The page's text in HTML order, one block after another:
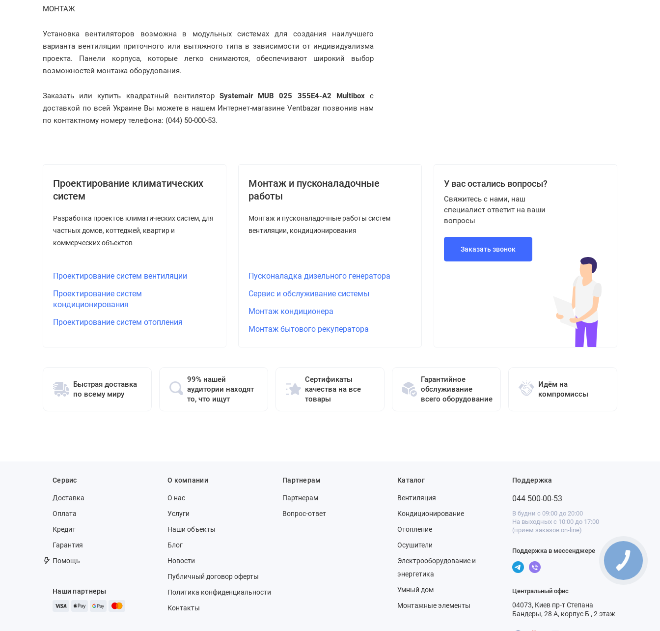
МОНТАЖ
Установка вентиляторов возможна в модульных системах для создания наилучшего
варианта вентиляции приточного или вытяжного типа в зависимости от индивидуализма
проекта. Панели корпуса, которые легко снимаются, обеспечивают широкий выбор
возможностей монтажа оборудования.
Заказать или купить квадратный вентилятор Systemair MUB 025 355E4-A2 Multiboxс
доставкой по всей Украине Вы можете в нашем Интернет-магазине Ventbazar позвонив нам
по контактному номеру телефона: (044) 50-000-53.
Проектирование климатических
систем
Разработка проектов климатических систем, для
частных домов, коттеджей, квартир и
коммерческих объектов
Проектирование систем вентиляции
Проектирование систем
кондиционирования
Проектирование систем отопления
Монтаж и пусконаладочные
работы
Монтаж и пусконаладочные работы систем
вентиляции, кондиционирования
Пусконаладка дизельного генератора
Сервис и обслуживание системы
Монтаж кондиционера
Монтаж бытового рекуператора
У вас остались вопросы?
Свяжитесь с нами, наш
специалист ответит на ваши
вопросы
Заказать звонок
Быстрая доставка
по всему миру
99% нашей
аудитории находят
то, что ищут
Сертификаты
качества на все
товары
Гарантийное
обслуживание
всего оборудование
Идём на
компромиссы
Сервис
Доставка
Оплата
Кредит
Гарантия
Помощь
Наши партнеры
О компании
О нас
Услуги
Наши объекты
Блог
Новости
Публичный договор оферты
Политика конфиденциальности
Контакты
Партнерам
Партнерам
Вопрос-ответ
Каталог
Вентиляция
Кондиционирование
Отопление
Осушители
Электрооборудование и
энергетика
Умный дом
Монтажные элементы
Поддержка
044 500-00-53
В будни с 09:00 до 20:00
На выходных с 10:00 до 17:00
(прием заказов on-line)
Поддержка в мессенджере
Центральный офис
04073, Киев пр-т Степана
Бандеры, 28 А, корпус Б , 2 этаж